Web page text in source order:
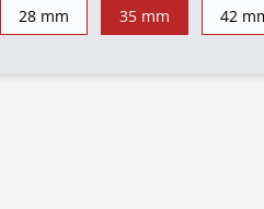
28 mm 35 mm 42